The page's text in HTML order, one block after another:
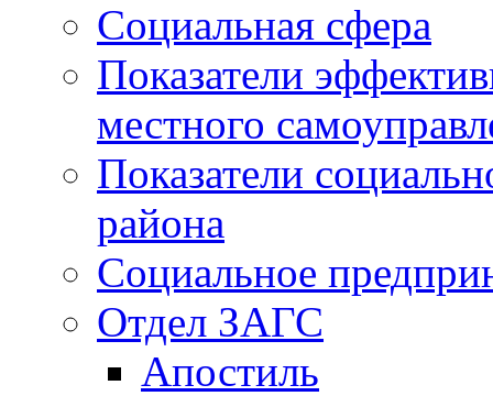
Социальная сфера
Показатели
местного
Показатели
района
Социальное
Отдел ЗАГС
Апостиль